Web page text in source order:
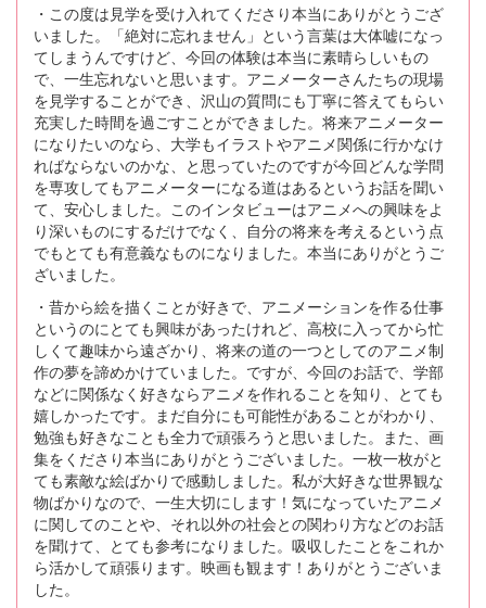
・この度は見学を受け入れてくださり本当にありがとうござ
いました。「絶対に忘れません」という言葉は大体嘘になっ
てしまうんですけど、今回の体験は本当に素晴らしいもの
で、一生忘れないと思います。アニメーターさんたちの現場
を見学することができ、沢山の質問にも丁寧に答えてもらい
充実した時間を過ごすことができました。将来アニメーター
になりたいのなら、大学もイラストやアニメ関係に行かなけ
ればならないのかな、と思っていたのですが今回どんな学問
を専攻してもアニメーターになる道はあるというお話を聞い
て、安心しました。このインタビューはアニメへの興味をよ
り深いものにするだけでなく、自分の将来を考えるという点
でもとても有意義なものになりました。本当にありがとうご
ざいました。
・昔から絵を描くことが好きで、アニメーションを作る仕事
というのにとても興味があったけれど、高校に入ってから忙
しくて趣味から遠ざかり、将来の道の一つとしてのアニメ制
作の夢を諦めかけていました。ですが、今回のお話で、学部
などに関係なく好きならアニメを作れることを知り、とても
嬉しかったです。まだ自分にも可能性があることがわかり、
勉強も好きなことも全力で頑張ろうと思いました。また、画
集をくださり本当にありがとうございました。一枚一枚がと
ても素敵な絵ばかりで感動しました。私が大好きな世界観な
物ばかりなので、一生大切にします！気になっていたアニメ
に関してのことや、それ以外の社会との関わり方などのお話
を聞けて、とても参考になりました。吸収したことをこれか
ら活かして頑張ります。映画も観ます！ありがとうございま
した。